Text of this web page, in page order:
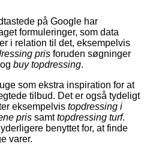
på Google har
formuleringer, som data
i relation til det, eksempelvis
pris foruden søgninger
buy topdressing.
som ekstra inspiration for at
tilbud. Det er også tydeligt
eksempelvis topdressing i
pris samttopdressing turf.
benyttet for, at finde
varer.